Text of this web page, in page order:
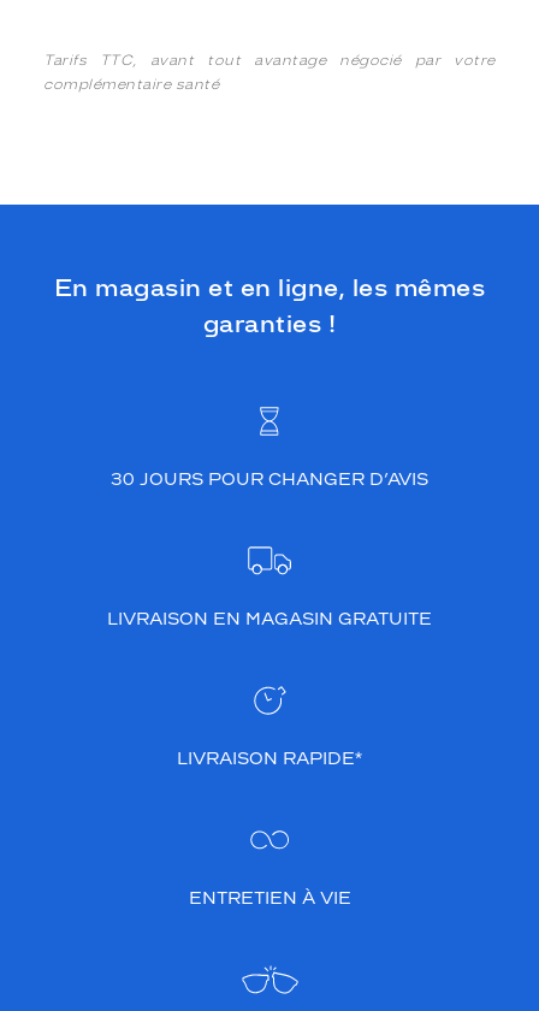
Tarifs TTC, avant tout avantage négocié par votre
complémentaire santé
En magasin et en ligne, les mêmes
garanties !
30 JOURS POUR CHANGER D’AVIS
LIVRAISON EN MAGASIN GRATUITE
LIVRAISON RAPIDE*
ENTRETIEN À VIE